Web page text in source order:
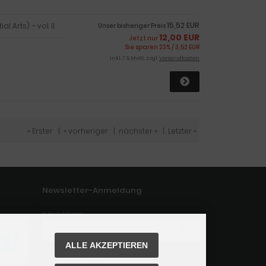
Arts) – vol. II. Unser bisheriger Preis15,52 EUR
Jetzt nur12,00 EUR
Sie sparen 23% / 3,52 EUR
inkl. 7 % MwSt. zzgl.Versandkosten
« Erster « vorheriger nächster » Letzter »
Newsletter-Anmeldung
E-Mail-Adresse:
konto abbestellt werden.
ALLE AKZEPTIEREN